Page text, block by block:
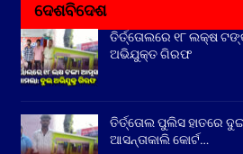
ଦେଶବିଦେଶ
ତିର୍ତ୍ତୋଲରେ ୧୮ ଲକ୍ଷ
ଅଭିଯୁକ୍ତ ଗିରଫ
ତିର୍ତ୍ତୋଲ ପୁଲିସ ହାତରେ
ଆସନ୍ତାକାଲି କୋର୍ଟ…